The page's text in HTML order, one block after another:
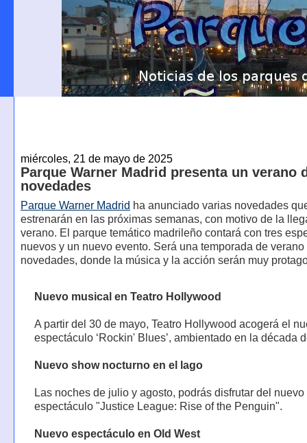
miércoles, 21 de mayo de 2025
Parque Warner Madrid presenta un verano
novedades
Parque Warner Madrid ha anunciado varias novedades
estrenarán en las próximas semanas, con motivo de la
verano. El parque temático madrileño contará con tres
nuevos y un nuevo evento. Será una temporada de
novedades, donde la música y la acción serán muy
Nuevo musical en Teatro Hollywood
A partir del 30 de mayo, Teatro Hollywood acogerá el
espectáculo ‘Rockin' Blues’, ambientado en la década
Nuevo show nocturno en el lago
Las noches de julio y agosto, podrás disfrutar del nuevo
espectáculo "Justice League: Rise of the Penguin".
Nuevo espectáculo en Old West